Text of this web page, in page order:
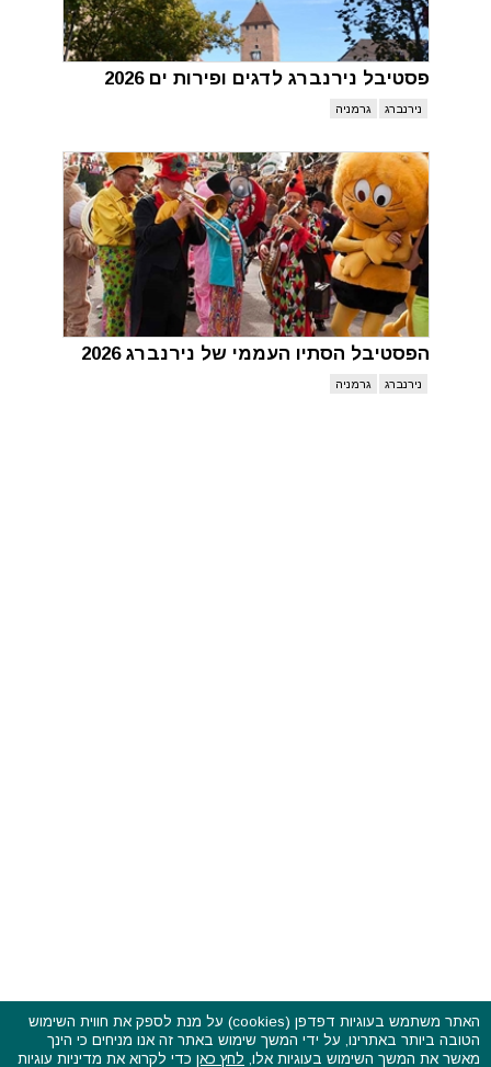
פסטיבל נירנברג לדגים ופירות ים 2026
נירנברג גרמניה
הפסטיבל הסתיו העממי של נירנברג 2026
נירנברג גרמניה
פסטיבלים וקרנבלים בעולם - כל הזכויות שמורות © 2015 - 2026
האתר משתמש בעוגיות דפדפן (cookies) על מנת לספק את חווית השימוש
הטובה ביותר באתרינו, על ידי המשך שימוש באתר זה אנו מניחים כי הינך
מאשר את המשך השימוש בעוגיות אלו, לחץ כאן כדי לקרוא את מדיניות עוגיות